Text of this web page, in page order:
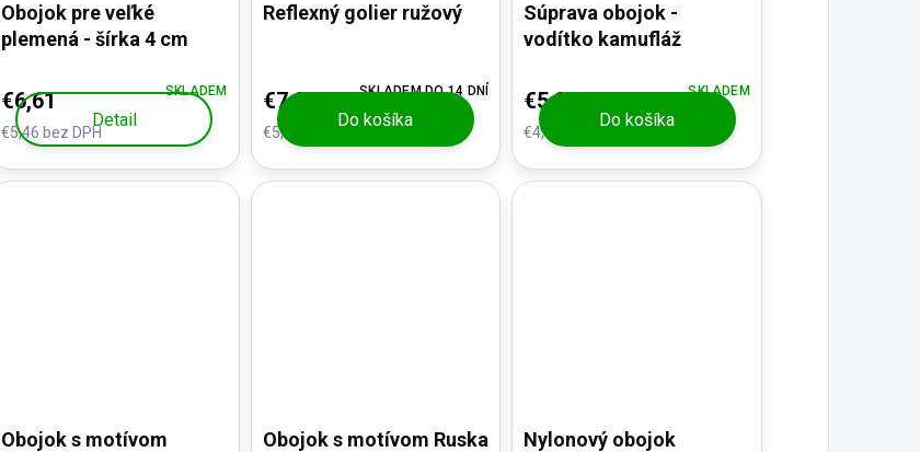
Obojok pre veľké
plemená - šírka 4 cm
€5,46 bez DPH
€6,61 SKLADEM
Detail
Reflexný golier ružový
€5,80 bez DPH
€7,02 SKLADEM DO 14 DNÍ
Do košíka
Súprava obojok -
vodítko kamufláž
€4,44 bez DPH
€5,37 SKLADEM
Do košíka
Obojok s motívom
Obojok s motívom Ruska
Nylonový obojok